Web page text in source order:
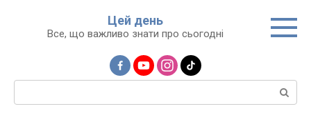
Цей день
Все, що важливо знати про сьогодні
Пошук: